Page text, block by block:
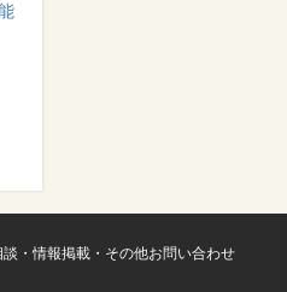
・情報掲載・その他お問い合わせ